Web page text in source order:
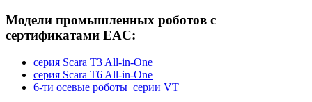
Модели промышленных роботов с
сертификатами EAC:
серия Scara T3 All-in-One
серия Scara T6 All-in-One
6-ти осевые роботы серии VT